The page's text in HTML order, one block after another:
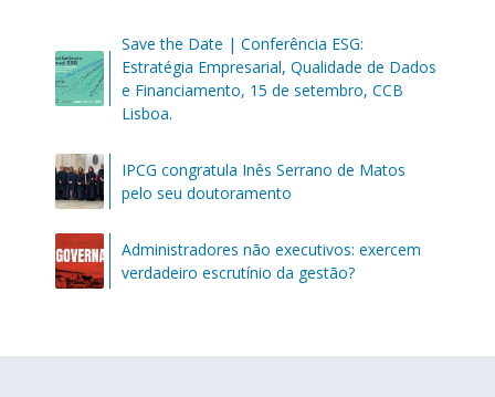
Save the Date | Conferência ESG:
Estratégia Empresarial, Qualidade de Dados
e Financiamento, 15 de setembro, CCB
Lisboa.
IPCG congratula Inês Serrano de Matos
pelo seu doutoramento
Administradores não executivos: exercem
verdadeiro escrutínio da gestão?